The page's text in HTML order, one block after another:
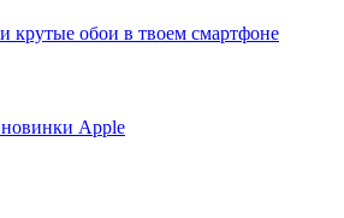
крутые обои в твоем смартфоне
Apple